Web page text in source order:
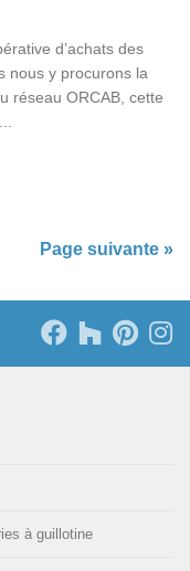
d’achats des
nous y procurons la
réseau ORCAB, cette
Page suivante »
à guillotine